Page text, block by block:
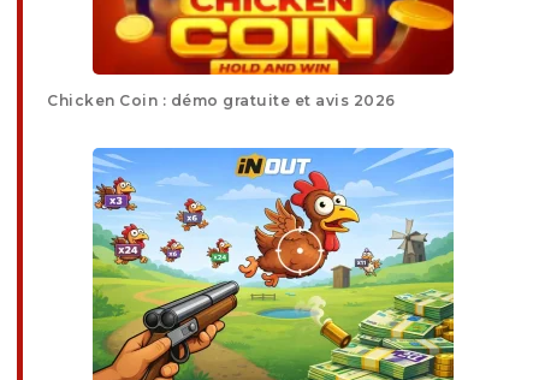
Chicken Coin : démo gratuite et avis 2026